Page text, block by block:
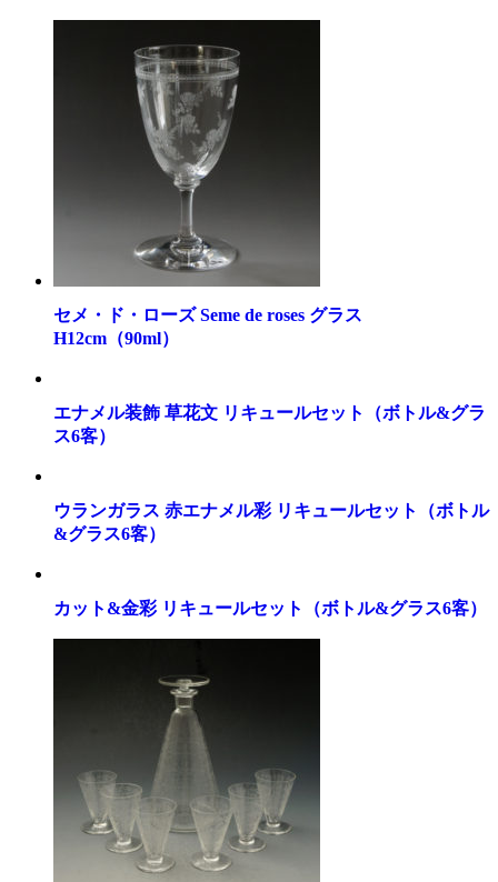
セメ・ド・ローズ Seme de roses グラス
H12cm（90ml）
エナメル装飾 草花文 リキュールセット（ボトル&グラ
ス6客）
ウランガラス 赤エナメル彩 リキュールセット（ボトル
&グラス6客）
カット&金彩 リキュールセット（ボトル&グラス6客）